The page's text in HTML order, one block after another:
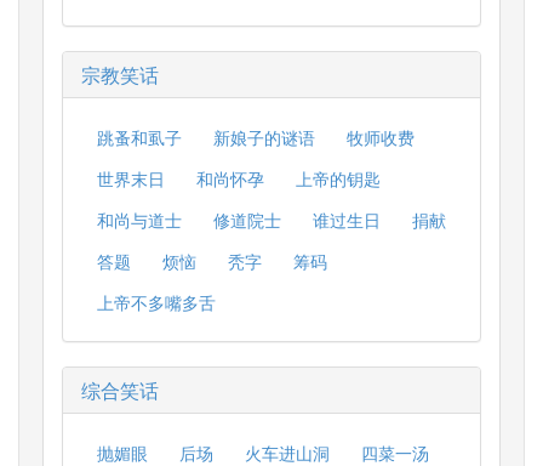
宗教笑话
跳蚤和虱子 新娘子的谜语
牧师收费
世界末日
和尚怀孕
上帝的钥匙
和尚与道士
修道院士 谁过生日
捐献
答题
烦恼 秃字
筹码
上帝不多嘴多舌
综合笑话
抛媚眼 后场 火车进山洞
四菜一汤